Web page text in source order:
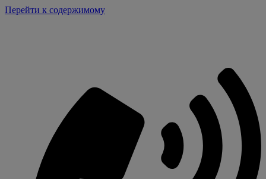
Перейти к содержимому